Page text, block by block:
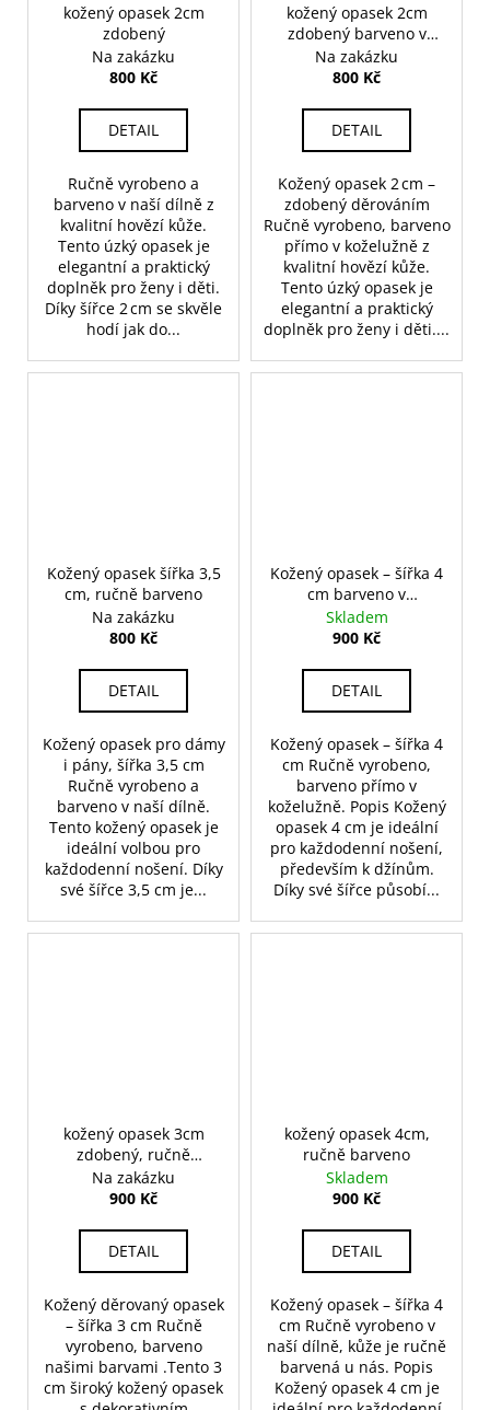
kožený opasek 2cm
zdobený
Na zakázku
800 Kč
DETAIL
Ručně vyrobeno a
barveno v naší dílně z
kvalitní hovězí kůže.
Tento úzký opasek je
elegantní a praktický
doplněk pro ženy i děti.
Díky šířce 2 cm se skvěle
hodí jak do...
kožený opasek 2cm
zdobený barveno v
koželužně
Na zakázku
800 Kč
DETAIL
Kožený opasek 2 cm –
zdobený děrováním
Ručně vyrobeno, barveno
přímo v koželužně z
kvalitní hovězí kůže.
Tento úzký opasek je
elegantní a praktický
doplněk pro ženy i děti....
Kožený opasek šířka 3,5
cm, ručně barveno
Na zakázku
800 Kč
DETAIL
Kožený opasek pro dámy
i pány, šířka 3,5 cm
Ručně vyrobeno a
barveno v naší dílně.
Tento kožený opasek je
ideální volbou pro
každodenní nošení. Díky
své šířce 3,5 cm je...
Kožený opasek – šířka 4
cm barveno v
koželužně
Skladem
900 Kč
DETAIL
Kožený opasek – šířka 4
cm Ručně vyrobeno,
barveno přímo v
koželužně. Popis Kožený
opasek 4 cm je ideální
pro každodenní nošení,
především k džínům.
Díky své šířce působí...
kožený opasek 3cm
zdobený, ručně
barveno
Na zakázku
900 Kč
DETAIL
Kožený děrovaný opasek
– šířka 3 cm Ručně
vyrobeno, barveno
našimi barvami .Tento 3
cm široký kožený opasek
kožený opasek 4cm,
ručně barveno
Skladem
900 Kč
DETAIL
Kožený opasek – šířka 4
cm Ručně vyrobeno v
naší dílně, kůže je ručně
barvená u nás. Popis
Kožený opasek 4 cm je